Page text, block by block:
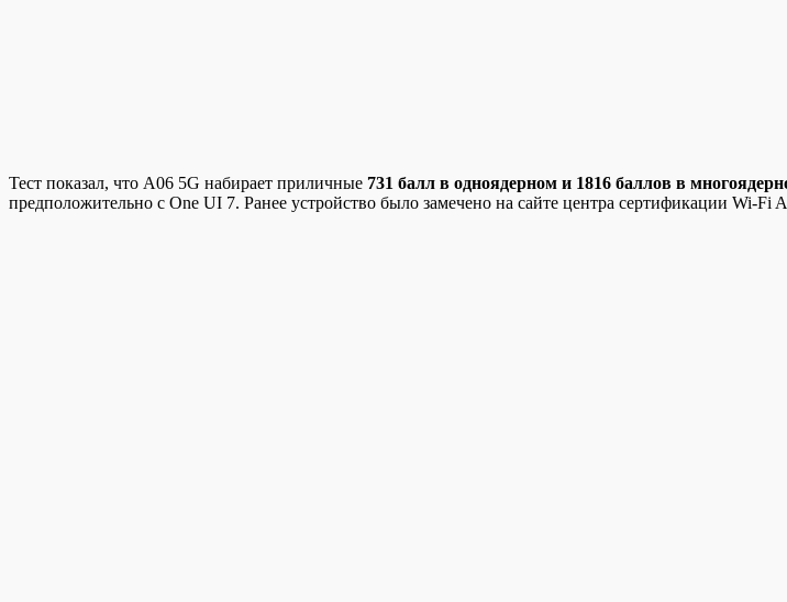
Тест показал, что A06 5G набирает приличные 731 балл в одноядерном и 1816 баллов в
предположительно с One UI 7. Ранее устройство было замечено на сайте центра сертификации Wi-Fi